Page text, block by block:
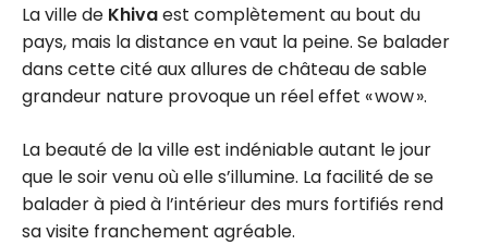
La ville de Khivaest complètement au bout du
pays, mais la distance en vaut la peine. Se balader
dans cette cité aux allures de château de sable
grandeur nature provoque un réel effet « wow ».
La beauté de la ville est indéniable autant le jour
que le soir venu où elle s’illumine. La facilité de se
balader à pied à l’intérieur des murs fortifiés rend
sa visite franchement agréable.